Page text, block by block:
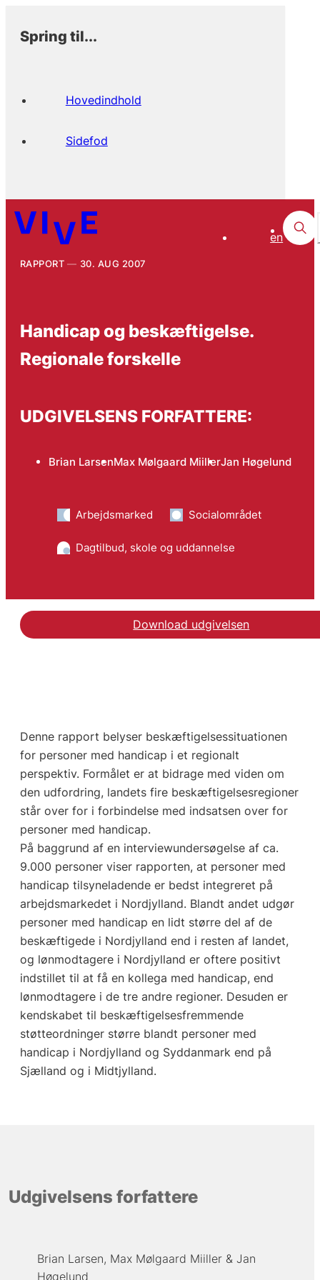
Spring til...
Hovedindhold
Sidefod
en
RAPPORT 30. AUG 2007
Handicap og beskæftigelse.
Regionale forskelle
UDGIVELSENS FORFATTERE:
Brian LarsenMax Mølgaard MiillerJan Høgelund
Arbejdsmarked Socialområdet
Dagtilbud, skole og uddannelse
Download udgivelsen
Denne rapport belyser beskæftigelsessituationen
for personer med handicap i et regionalt
perspektiv. Formålet er at bidrage med viden om
den udfordring, landets fire beskæftigelsesregioner
står over for i forbindelse med indsatsen over for
personer med handicap.
På baggrund af en interviewundersøgelse af ca.
9.000 personer viser rapporten, at personer med
handicap tilsyneladende er bedst integreret på
arbejdsmarkedet i Nordjylland. Blandt andet udgør
personer med handicap en lidt større del af de
beskæftigede i Nordjylland end i resten af landet,
og lønmodtagere i Nordjylland er oftere positivt
indstillet til at få en kollega med handicap, end
lønmodtagere i de tre andre regioner. Desuden er
kendskabet til beskæftigelsesfremmende
støtteordninger større blandt personer med
handicap i Nordjylland og Syddanmark end på
Sjælland og i Midtjylland.
Udgivelsens forfattere
Brian Larsen Max Mølgaard Miiller
Jan
Høgelund